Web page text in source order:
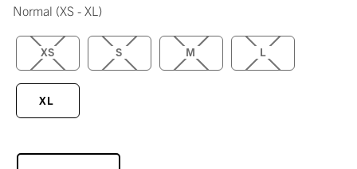
Normal (XS - XL)
XS S M L
XL